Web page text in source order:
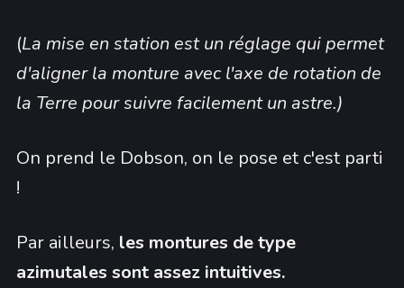
(La mise en station est un réglage qui permet
d'aligner la monture avec l'axe de rotation de
la Terre pour suivre facilement un astre.)
On prend le Dobson, on le pose et c'est parti
!
Par ailleurs, les montures de type
azimutales sont assez intuitives.